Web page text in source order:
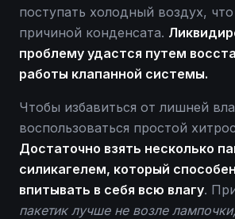
поступать холодный воздух,
причиной конденсата.
проблему удастся путем
работы клапанной системы.
Чтобы избавиться от лишней
воспользоваться простой
Достаточно взять несколько
силикагелем, который
впитывать в себя всю влагу.
пакетик лучше не возле